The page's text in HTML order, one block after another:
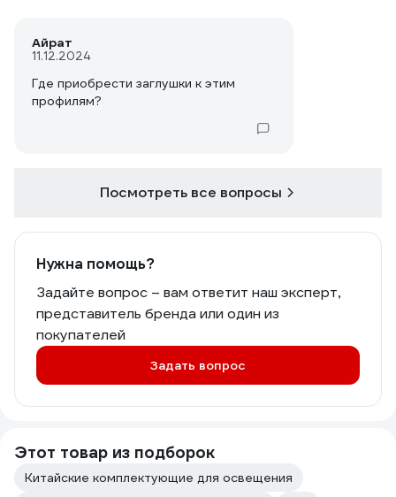
Айрат
11.12.2024
Где приобрести заглушки к этим
профилям?
Посмотреть все вопросы
Нужна помощь?
Задайте вопрос – вам ответит наш эксперт,
представитель бренда или один из
покупателей
Задать вопрос
Этот товар из подборок
Китайские комплектующие для освещения